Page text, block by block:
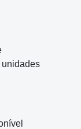
unidades